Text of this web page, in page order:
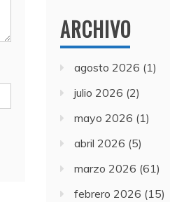
ARCHIVO
agosto 2026 (1)
julio 2026 (2)
mayo 2026 (1)
abril 2026 (5)
marzo 2026 (61)
febrero 2026 (15)